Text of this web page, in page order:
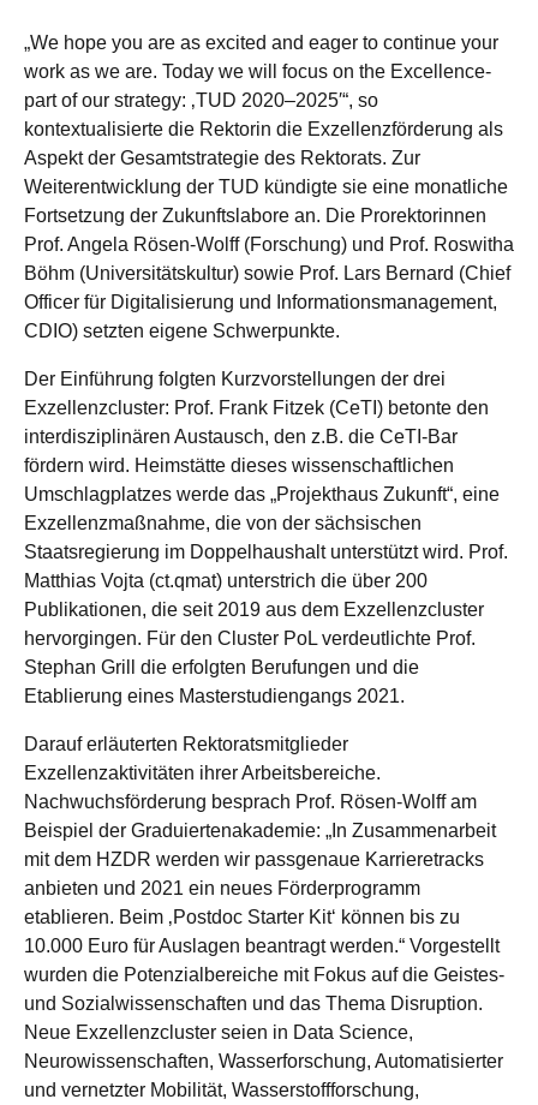
„We hope you are as excited and eager to continue your
work as we are. Today we will focus on the Excellence-
part of our strategy: ‚TUD 2020–2025′“, so
kontextualisierte die Rektorin die Exzellenzförderung als
Aspekt der Gesamtstrategie des Rektorats. Zur
Weiterentwicklung der TUD kündigte sie eine monatliche
Fortsetzung der Zukunftslabore an. Die Prorektorinnen
Prof. Angela Rösen-Wolff (Forschung) und Prof. Roswitha
Böhm (Universitätskultur) sowie Prof. Lars Bernard (Chief
Officer für Digitalisierung und Informationsmanagement,
CDIO) setzten eigene Schwerpunkte.
Der Einführung folgten Kurzvorstellungen der drei
Exzellenzcluster: Prof. Frank Fitzek (CeTI) betonte den
interdisziplinären Austausch, den z.B. die CeTI-Bar
fördern wird. Heimstätte dieses wissenschaftlichen
Umschlagplatzes werde das „Projekthaus Zukunft“, eine
Exzellenzmaßnahme, die von der sächsischen
Staatsregierung im Doppelhaushalt unterstützt wird. Prof.
Matthias Vojta (ct.qmat) unterstrich die über 200
Publikationen, die seit 2019 aus dem Exzellenzcluster
hervorgingen. Für den Cluster PoL verdeutlichte Prof.
Stephan Grill die erfolgten Berufungen und die
Etablierung eines Masterstudiengangs 2021.
Darauf erläuterten Rektoratsmitglieder
Exzellenzaktivitäten ihrer Arbeitsbereiche.
Nachwuchsförderung besprach Prof. Rösen-Wolff am
Beispiel der Graduiertenakademie: „In Zusammenarbeit
mit dem HZDR werden wir passgenaue Karrieretracks
anbieten und 2021 ein neues Förderprogramm
etablieren. Beim ‚Postdoc Starter Kit‘ können bis zu
10.000 Euro für Auslagen beantragt werden.“ Vorgestellt
wurden die Potenzialbereiche mit Fokus auf die Geistes-
und Sozialwissenschaften und das Thema Disruption.
Neue Exzellenzcluster seien in Data Science,
Neurowissenschaften, Wasserforschung, Automatisierter
und vernetzter Mobilität, Wasserstoffforschung,